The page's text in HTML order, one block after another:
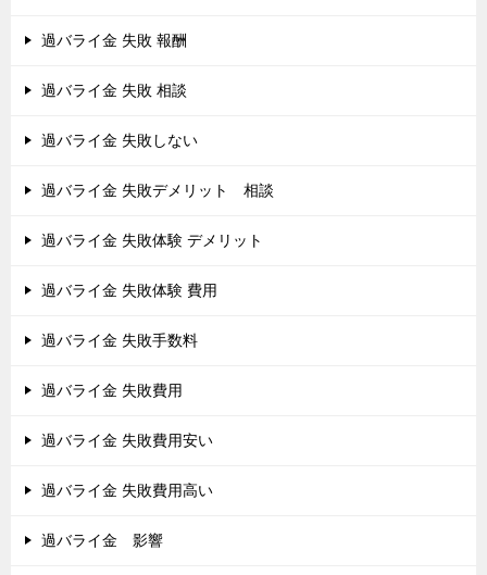
過バライ金 失敗 報酬
過バライ金 失敗 相談
過バライ金 失敗しない
過バライ金 失敗デメリット 相談
過バライ金 失敗体験 デメリット
過バライ金 失敗体験 費用
過バライ金 失敗手数料
過バライ金 失敗費用
過バライ金 失敗費用安い
過バライ金 失敗費用高い
過バライ金 影響